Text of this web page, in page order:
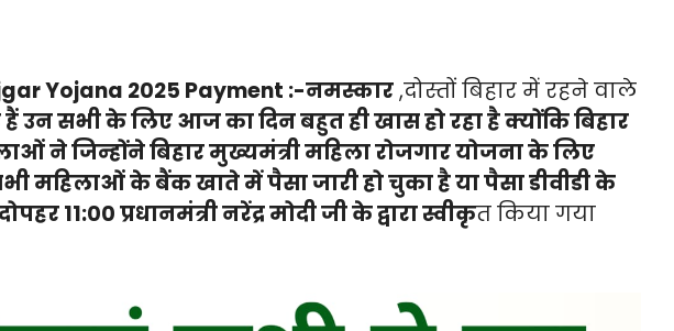
Yojana 2025 Payment :-नमस्कार,दोस्तों बिहार में रहने वाले
उन सभी के लिए आज का दिन बहुत ही खास हो रहा है क्योंकि बिहार
ने जिन्होंने बिहार मुख्यमंत्री महिला रोजगार योजना के लिए
महिलाओं के बैंक खाते में पैसा जारी हो चुका है या पैसा डीवीडी के
11:00 प्रधानमंत्री नरेंद्र मोदी जी के द्वारा स्वीकृत किया गया